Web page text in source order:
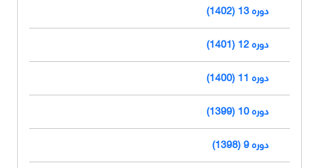
دوره 13 (1402)
دوره 12 (1401)
دوره 11 (1400)
دوره 10 (1399)
دوره 9 (1398)